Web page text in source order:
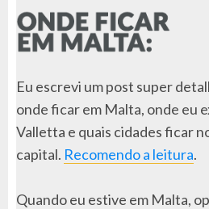
Eu escrevi um post super
onde ficar em Malta, onde eu
Valletta e quais cidades ficar
capital. Recomendo a leitura.
Quando eu estive em Malta,